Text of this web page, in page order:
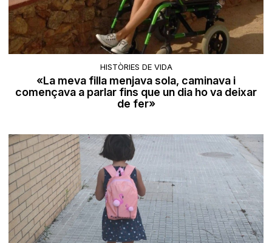
HISTÒRIES DE VIDA
«La meva filla menjava sola, caminava i
començava a parlar fins que un dia ho va deixar
de fer»